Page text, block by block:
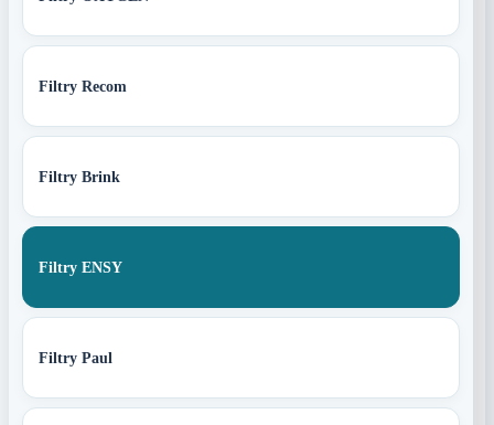
Filtry Recom
Filtry Brink
Filtry ENSY
Filtry Paul